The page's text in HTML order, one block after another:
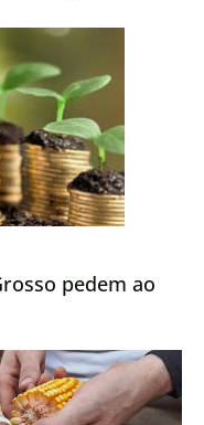
pedem ao